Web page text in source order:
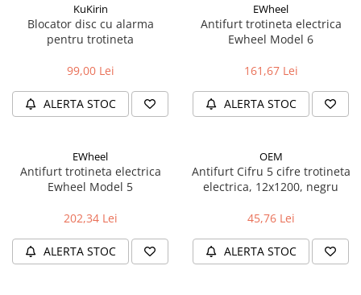
Brat pedalier
Schimbator de viteze bicicleta
Schimbatoare spate
Manete schimbator si frana
Manete mixte frana - schimbator
Rulmenti si coronite
KuKirin
Blocator disc cu alarma
pentru trotineta
99,00 Lei
ALERTA STOC
EWheel
Antifurt trotineta electrica
Ewheel Model 6
161,67 Lei
ALERTA STOC
EWheel
Antifurt trotineta electrica
Ewheel Model 5
202,34 Lei
ALERTA STOC
OEM
Antifurt Cifru 5 cifre trotineta
electrica, 12x1200, negru
45,76 Lei
ALERTA STOC